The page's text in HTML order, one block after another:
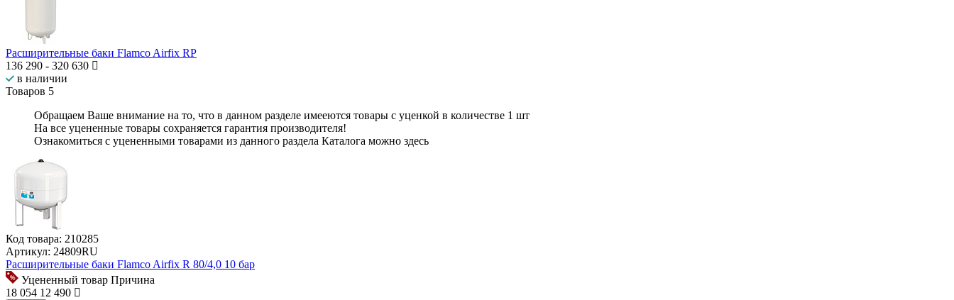
Расширительные баки Flamco Airfix RP
136 290 - 320 630
в наличии
Товаров 5
Обращаем Ваше внимание на то, что в данном разделе имееются товары с уценкой в количестве 1 шт
На все уцененные товары сохраняется гарантия производителя!
Ознакомиться с уцененными товарами из данного раздела Каталога можно здесь
Код товара: 210285
Артикул: 24809RU
Расширительные баки Flamco Airfix R 80/4,0 10 бар
Уцененный товар Причина
18 054 12 490